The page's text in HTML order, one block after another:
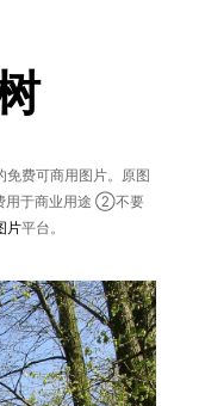
免费可商用图片。原图
用于商业用途 ②不要
片平台。